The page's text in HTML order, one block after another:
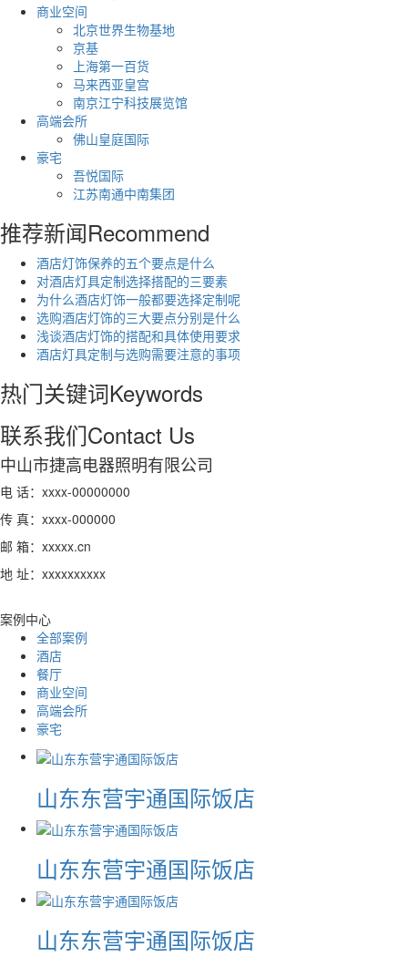
商业空间
北京世界生物基地
京基
上海第一百货
马来西亚皇宫
南京江宁科技展览馆
高端会所
佛山皇庭国际
豪宅
吾悦国际
江苏南通中南集团
推荐新闻Recommend
酒店灯饰保养的五个要点是什么
对酒店灯具定制选择搭配的三要素
为什么酒店灯饰一般都要选择定制呢
选购酒店灯饰的三大要点分别是什么
浅谈酒店灯饰的搭配和具体使用要求
酒店灯具定制与选购需要注意的事项
热门关键词Keywords
联系我们Contact Us
中山市捷高电器照明有限公司
电 话：xxxx-00000000
传 真：xxxx-000000
邮 箱：xxxxx.cn
地 址：xxxxxxxxxx
案例中心
全部案例
酒店
餐厅
商业空间
高端会所
豪宅
山东东营宇通国际饭店
山东东营宇通国际饭店
山东东营宇通国际饭店